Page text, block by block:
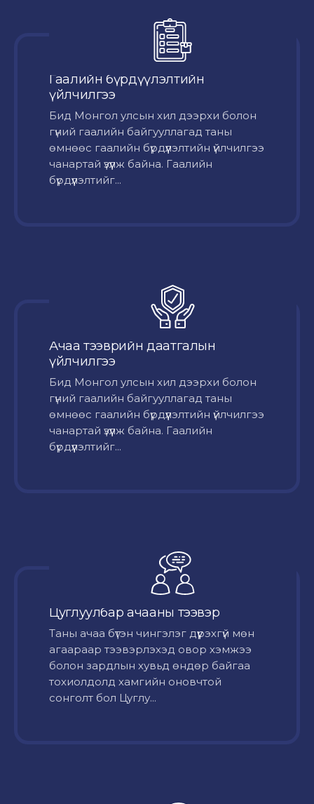
Гаалийн бүрдүүлэлтийн
үйлчилгээ
Бид Монгол улсын хил дээрхи болон
гүний гаалийн байгууллагад таны
өмнөөс гаалийн бүрдүүлэлтийн үйлчилгээ
чанартай үзүүлж байна. Гаалийн
бүрдүүлэлтийг...
Ачаа тээврийн даатгалын
үйлчилгээ
Бид Монгол улсын хил дээрхи болон
гүний гаалийн байгууллагад таны
өмнөөс гаалийн бүрдүүлэлтийн үйлчилгээ
чанартай үзүүлж байна. Гаалийн
бүрдүүлэлтийг...
Цуглуулбар ачааны тээвэр
Таны ачаа бүтэн чингэлэг дүүрэхгүй мөн
агаараар тээвэрлэхэд овор хэмжээ
болон зардлын хувьд өндөр байгаа
тохиолдолд хамгийн оновчтой
сонголт бол Цуглу...